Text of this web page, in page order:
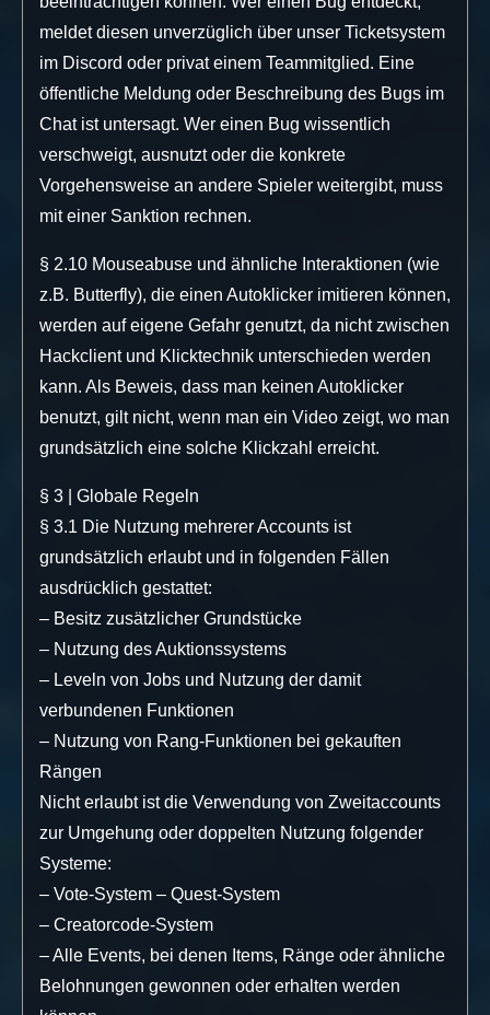
meldet diesen unverzüglich über unser Ticketsystem
im Discord oder privat einem Teammitglied. Eine
öffentliche Meldung oder Beschreibung des Bugs im
Chat ist untersagt. Wer einen Bug wissentlich
verschweigt, ausnutzt oder die konkrete
Vorgehensweise an andere Spieler weitergibt, muss
mit einer Sanktion rechnen.
§ 2.10 Mouseabuse und ähnliche Interaktionen (wie
z.B. Butterfly), die einen Autoklicker imitieren können,
werden auf eigene Gefahr genutzt, da nicht zwischen
Hackclient und Klicktechnik unterschieden werden
kann. Als Beweis, dass man keinen Autoklicker
benutzt, gilt nicht, wenn man ein Video zeigt, wo man
grundsätzlich eine solche Klickzahl erreicht.
§ 3 | Globale Regeln
§ 3.1 Die Nutzung mehrerer Accounts ist
grundsätzlich erlaubt und in folgenden Fällen
ausdrücklich gestattet:
– Besitz zusätzlicher Grundstücke
– Nutzung des Auktionssystems
– Leveln von Jobs und Nutzung der damit
verbundenen Funktionen
– Nutzung von Rang-Funktionen bei gekauften
Rängen
Nicht erlaubt ist die Verwendung von Zweitaccounts
zur Umgehung oder doppelten Nutzung folgender
Systeme:
– Vote-System – Quest-System
– Creatorcode-System
– Alle Events, bei denen Items, Ränge oder ähnliche
Belohnungen gewonnen oder erhalten werden